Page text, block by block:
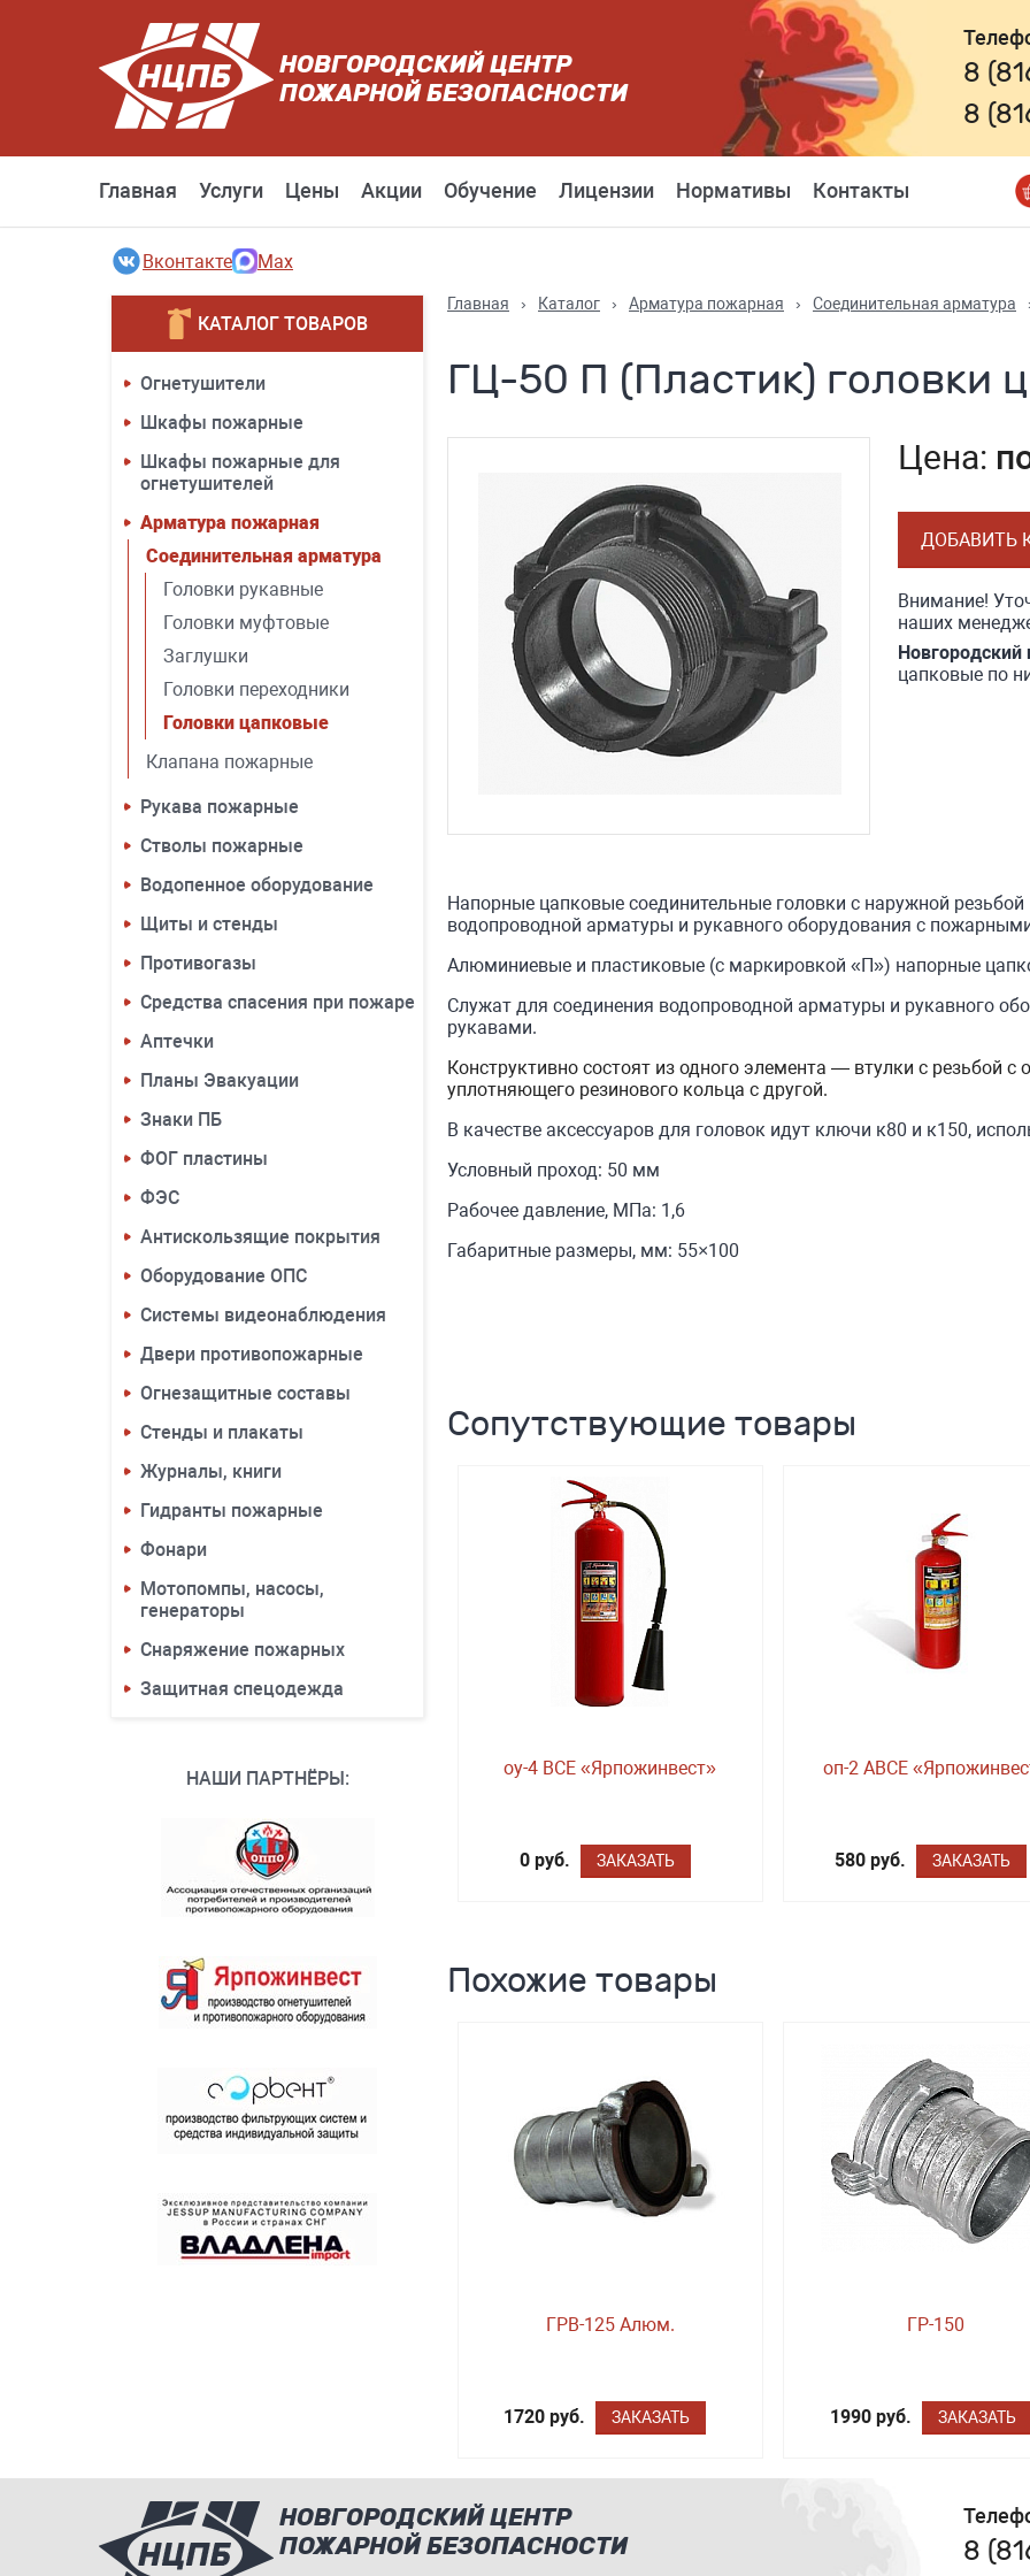
НОВГОРОДСКИЙ ЦЕНТР
ПОЖАРНОЙ БЕЗОПАСНОСТИ
8
8
Главная Услуги Цены Акции Обучение Лицензии Нормативы Контакты
Вконтакте Max
КАТАЛОГ ТОВАРОВ
Огнетушители
Шкафы пожарные
Шкафы пожарные для
огнетушителей
Арматура пожарная
Соединительная арматура
Головки рукавные
Головки муфтовые
Заглушки
Головки переходники
Головки цапковые
Клапана пожарные
Рукава пожарные
Стволы пожарные
Водопенное оборудование
Щиты и стенды
Противогазы
Средства спасения при пожаре
Аптечки
Планы Эвакуации
Знаки ПБ
ФОГ пластины
ФЭС
Антискользящие покрытия
Оборудование ОПС
Системы видеонаблюдения
Двери противопожарные
Огнезащитные составы
Стенды и плакаты
Журналы, книги
Гидранты пожарные
Фонари
Мотопомпы, насосы,
генераторы
Снаряжение пожарных
Защитная спецодежда
НАШИ ПАРТНЁРЫ:
Главная › Каталог › Арматура пожарная › Соединительная арматура
ГЦ-50 П (Пластик) головки
Цена:
ДОБАВИТЬ
Внимание!
наших
Новгородский
цапковые по
Напорные цапковые соединительные головки с наружной
водопроводной арматуры и рукавного оборудования с
Алюминиевые и пластиковые (с маркировкой «П») напорные
Служат для соединения водопроводной арматуры и рукавного
рукавами.
Конструктивно состоят из одного элемента — втулки с резьбой
уплотняющего резинового кольца с другой.
В качестве аксессуаров для головок идут ключи к80 и к150,
Условный проход: 50 мм
Рабочее давление, МПа: 1,6
Габаритные размеры, мм: 55×100
Сопутствующие товары
оу-4 BCE «Ярпожинвест»
0 руб. ЗАКАЗАТЬ
оп-2 ABCE
580 руб. ЗАКАЗАТЬ
Похожие товары
ГРВ-125 Алюм.
1720 руб. ЗАКАЗАТЬ
ГР-150
1990 руб. ЗАКАЗАТЬ
НОВГОРОДСКИЙ ЦЕНТР
ПОЖАРНОЙ БЕЗОПАСНОСТИ
8